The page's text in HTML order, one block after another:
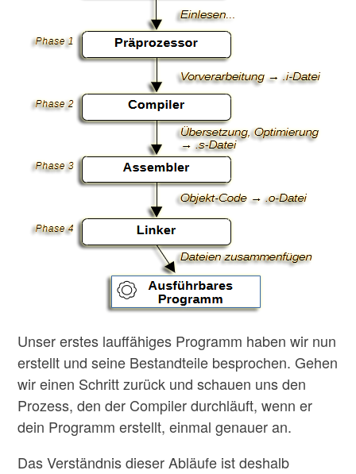
Unser erstes lauffähiges Programm haben wir nun
erstellt und seine Bestandteile besprochen. Gehen
wir einen Schritt zurück und schauen uns den
Prozess, den der Compiler durchläuft, wenn er
dein Programm erstellt, einmal genauer an.
Das Verständnis dieser Abläufe ist deshalb